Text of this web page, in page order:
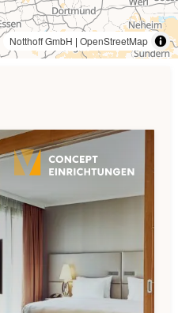
Notthoff GmbH | OpenStreetMap